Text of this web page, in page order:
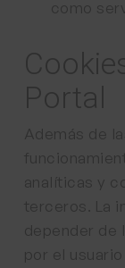
como
Portal
Además de
analíticas y
terceros. La
depender de
por el